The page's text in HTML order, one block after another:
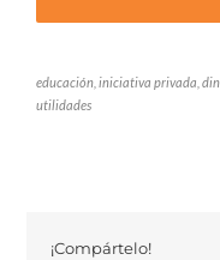
educación, iniciativa privada,
utilidades
¡Compártelo!